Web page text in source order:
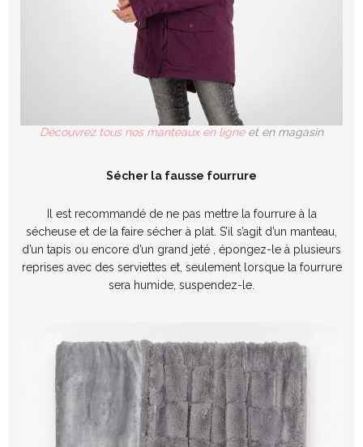
Découvrez tous nos manteaux en ligneet en magasin
Sécher la fausse fourrure
Il est recommandé de ne pas mettre la fourrure à la
sécheuse et de la faire sécher à plat. S’il s’agit d’un manteau,
d’un tapis ou encore d’un grand jeté , épongez-le à plusieurs
reprises avec des serviettes et, seulement lorsque la fourrure
sera humide, suspendez-le.